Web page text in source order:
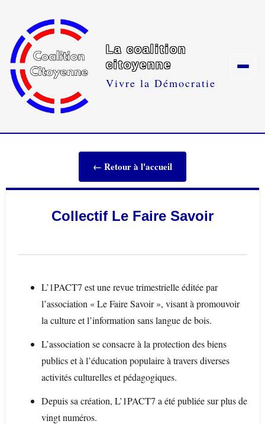
La coalition
citoyenne
Vivre la Démocratie
← Retour à l'accueil
Collectif Le Faire Savoir
L’1PACT7 est une revue trimestrielle éditée par
l’association « Le Faire Savoir », visant à promouvoir
la culture et l’information sans langue de bois.
L’association se consacre à la protection des biens
publics et à l’éducation populaire à travers diverses
activités culturelles et pédagogiques.
Depuis sa création, L’1PACT7 a été publiée sur plus de
vingt numéros.